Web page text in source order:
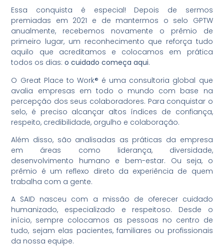
Essa conquista é especial! Depois de sermos
premiadas em 2021 e de mantermos o selo GPTW
anualmente, recebemos novamente o prêmio de
primeiro lugar, um reconhecimento que reforça tudo
aquilo que acreditamos e colocamos em prática
todos os dias:o cuidado começa aqui.
O Great Place to Work® é uma consultoria global que
avalia empresas em todo o mundo com base na
percepção dos seus colaboradores. Para conquistar o
selo, é preciso alcançar altos índices de confiança,
respeito, credibilidade, orgulho e colaboração.
Além disso, são analisadas as práticas da empresa
em áreas como liderança, diversidade,
desenvolvimento humano e bem-estar. Ou seja, o
prêmio é um reflexo direto da experiência de quem
trabalha com a gente.
A SAID nasceu com a missão de oferecer cuidado
humanizado, especializado e respeitoso. Desde o
início, sempre colocamos as pessoas no centro de
tudo, sejam elas pacientes, familiares ou profissionais
da nossa equipe.